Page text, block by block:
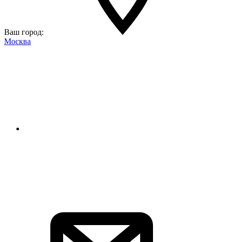
Ваш город:
Москва